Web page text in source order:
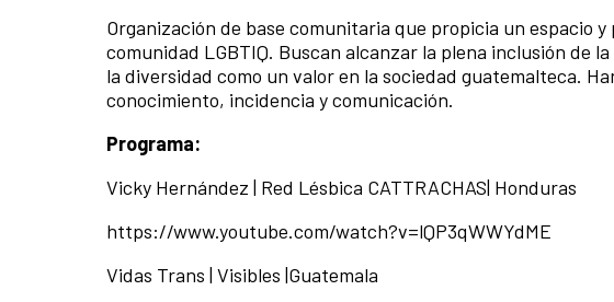
Organización de base comunitaria que propicia un espacio
comunidad LGBTIQ. Buscan alcanzar la plena inclusión de
la diversidad como un valor en la sociedad guatemalteca.
conocimiento, incidencia y comunicación.
Programa:
Vicky Hernández | Red Lésbica CATTRACHAS| Honduras
https://www.youtube.com/watch?v=lQP3qWWYdME
Vidas Trans | Visibles |Guatemala